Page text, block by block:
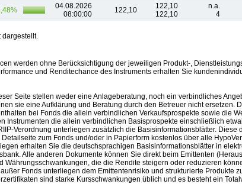
04.08.2026
08:00:00
122,10
122,10
122,10
n.a.
4
werden ohne Berücksichtigung der jeweiligen Produkt-,
und Renditechance des Instruments erhalten Sie
Seite stellen weder eine Anlageberatung, noch ein verbindliches
sie eine Aufklärung und Beratung durch den Betreuer nicht ersetzen.
bei Fonds die allein verbindlichen Verkaufsprospekte sowie die
Instrumenten die allein verbindlichen Basisprospekte einschließlich
Verordnung unterliegen zusätzlich die Basisinformationsblätter. Diese
zum Fonds und/oder in Papierform kostenlos über alle
erhalten Sie die deutschsprachigen Basisinformationsblätter in
Alle anderen Dokumente können Sie direkt beim Emittenten
Währungsschwankungen, die die Rendite steigern oder reduzieren
Fonds unterliegen dem Emittentenrisiko und strukturierte Produkte
sind starke Kursschwankungen üblich und es besteht ein